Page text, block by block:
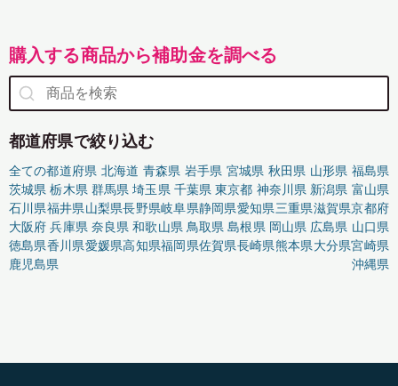
購入する商品から補助金を調べる
都道府県で絞り込む
全ての都道府県 北海道 青森県 岩手県 宮城県 秋田県 山形県 福島県
茨城県 栃木県 群馬県 埼玉県 千葉県 東京都 神奈川県 新潟県 富山県
石川県福井県山梨県長野県岐阜県静岡県愛知県三重県滋賀県京都府
大阪府 兵庫県 奈良県 和歌山県 鳥取県 島根県 岡山県 広島県 山口県
徳島県香川県愛媛県高知県福岡県佐賀県長崎県熊本県大分県宮崎県
鹿児島県
沖縄県